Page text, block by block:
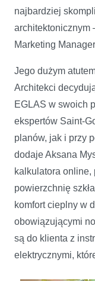
najbardziej
architektonicznym
Marketing
Jego dużym
Architekci
EGLAS w swoich
ekspertów Saint-
planów, jak i przy
dodaje Aksana
kalkulatora online,
powierzchnię
komfort cieplny w
obowiązującymi
są do klienta z
elektrycznymi,